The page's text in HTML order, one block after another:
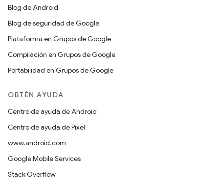
Blog de Android
Blog de seguridad de Google
Plataforma en Grupos de Google
Compilación en Grupos de Google
Portabilidad en Grupos de Google
OBTÉN AYUDA
Centro de ayuda de Android
Centro de ayuda de Pixel
www.android.com
Google Mobile Services
Stack Overflow